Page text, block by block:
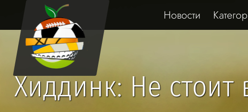
Новости
Хиддинк: Не стоит